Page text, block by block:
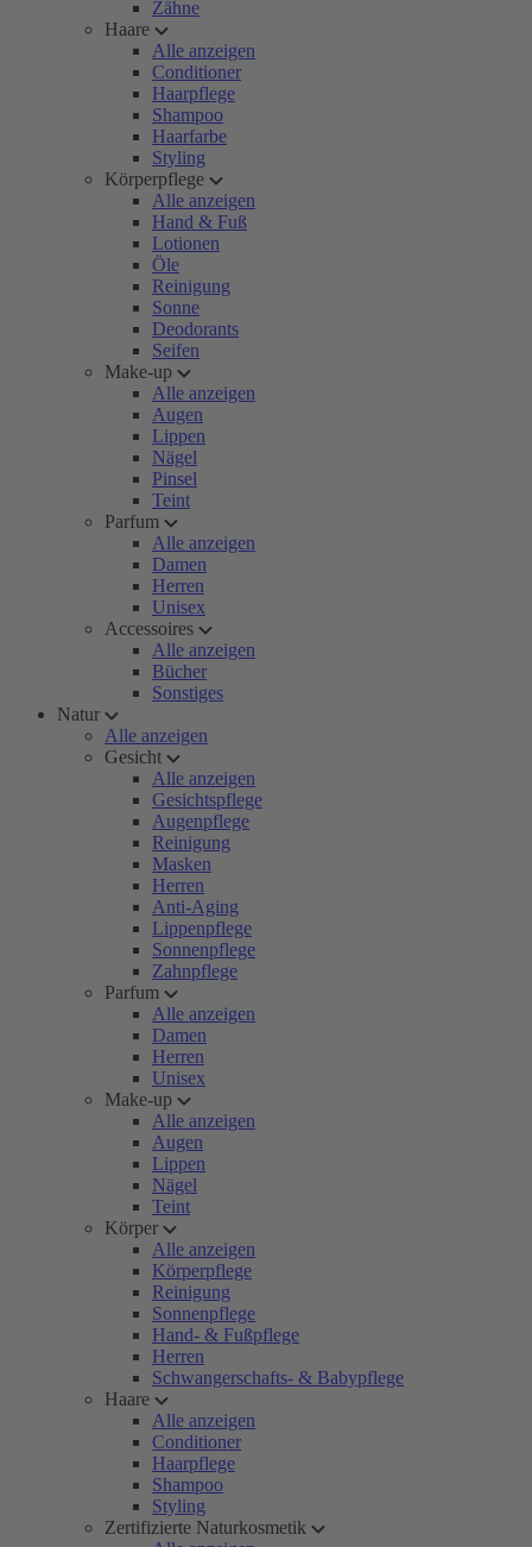
Zähne
Haare
Alle anzeigen
Conditioner
Haarpflege
Shampoo
Haarfarbe
Styling
Körperpflege
Alle anzeigen
Hand & Fuß
Lotionen
Öle
Reinigung
Sonne
Deodorants
Seifen
Make-up
Alle anzeigen
Augen
Lippen
Nägel
Pinsel
Teint
Parfum
Alle anzeigen
Damen
Herren
Unisex
Accessoires
Alle anzeigen
Bücher
Sonstiges
Natur
Alle anzeigen
Gesicht
Alle anzeigen
Gesichtspflege
Augenpflege
Reinigung
Masken
Herren
Anti-Aging
Lippenpflege
Sonnenpflege
Zahnpflege
Parfum
Alle anzeigen
Damen
Herren
Unisex
Make-up
Alle anzeigen
Augen
Lippen
Nägel
Teint
Körper
Alle anzeigen
Körperpflege
Reinigung
Sonnenpflege
Hand- & Fußpflege
Herren
Schwangerschafts- & Babypflege
Haare
Alle anzeigen
Conditioner
Haarpflege
Shampoo
Styling
Zertifizierte Naturkosmetik